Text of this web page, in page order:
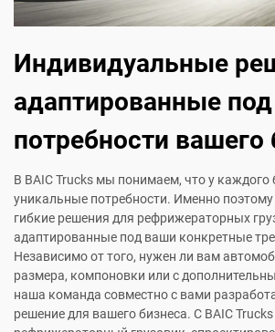
Индивидуальные
адаптированные под
потребности вашего
В BAIC Trucks мы понимаем, что у каждого
уникальные потребности. Именно
гибкие решения для рефрижераторных
адаптированные под ваши конкретные
Независимо от того, нужен ли вам
размера, компоновки или с
наша команда совместно с вами
решение для вашего бизнеса. С BAIC